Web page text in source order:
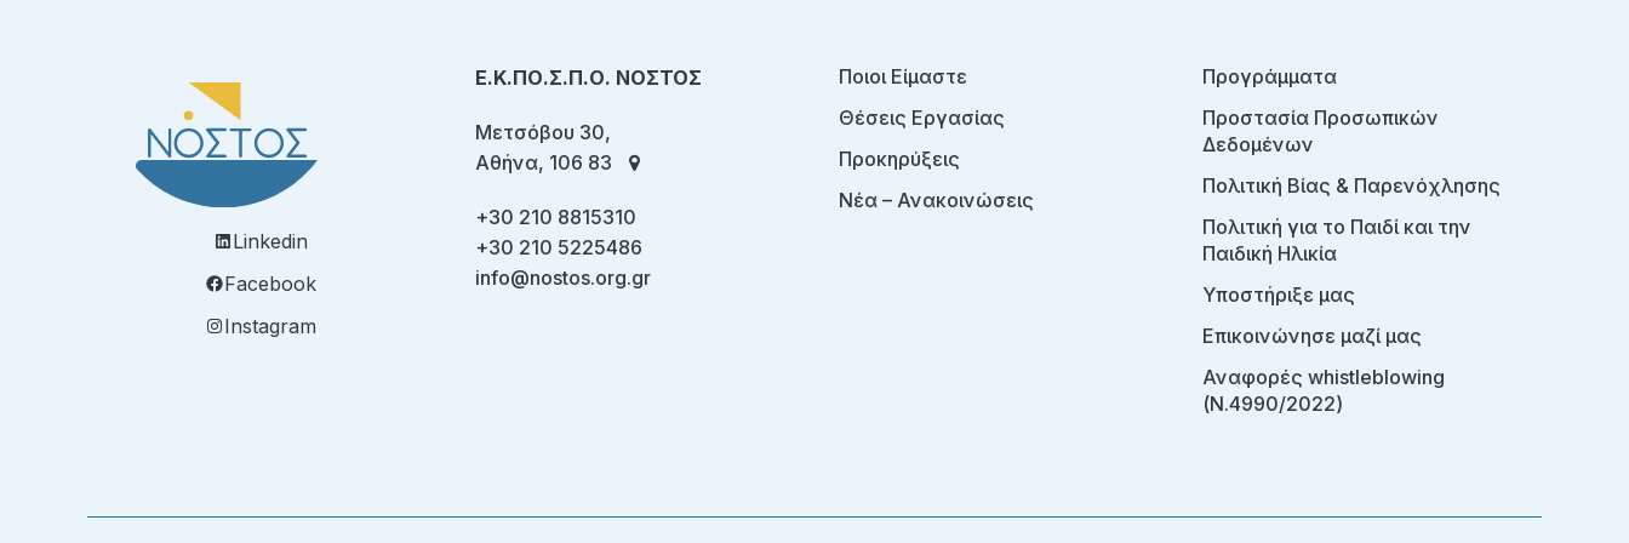
Linkedin
Facebook
Instagram
Ε.Κ.ΠΟ.Σ.Π.Ο. ΝΟΣΤΟΣ
Μετσόβου 30,
Αθήνα, 106 83
+30 210 8815310
+30 210 5225486
info@nostos.org.gr
Ποιοι Είμαστε
Θέσεις Εργασίας
Προκηρύξεις
Νέα – Ανακοινώσεις
Προγράμματα
Προστασία Προσωπικών
Δεδομένων
Πολιτική Βίας & Παρενόχλησης
Πολιτική για το Παιδί και την
Παιδική Ηλικία
Υποστήριξε μας
Επικοινώνησε μαζί μας
Αναφορές whistleblowing
(Ν.4990/2022)